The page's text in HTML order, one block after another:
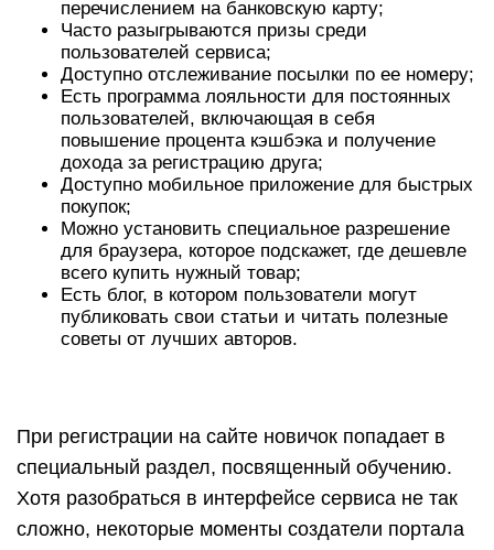
При регистрации на сайте новичок попадает в
специальный раздел, посвященный обучению.
Хотя разобраться в интерфейсе сервиса не так
сложно, некоторые моменты создатели портала
решили вывести в отдельный блок. Здесь же
можно выполнить простые задания и получить за
них небольшое вознаграждение. Найти раздел
«Обучение» можно в профиле.
На Кэшфобрэндс есть два варианта получения
дохода от привлеченных пользователей. Первый
называется «Приведи друга», где за каждого
зарегистрированного покупателя вы получаете